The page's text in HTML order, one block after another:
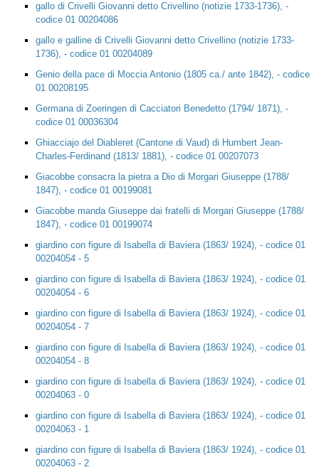
gallo di Crivelli Giovanni detto Crivellino (notizie 1733-1736), -
codice 01 00204086
gallo e galline di Crivelli Giovanni detto Crivellino (notizie 1733-
1736), - codice 01 00204089
Genio della pace di Moccia Antonio (1805 ca./ ante 1842), - codice
01 00208195
Germana di Zoeringen di Cacciatori Benedetto (1794/ 1871), -
codice 01 00036304
Ghiacciajo del Diableret (Cantone di Vaud) di Humbert Jean-
Charles-Ferdinand (1813/ 1881), - codice 01 00207073
Giacobbe consacra la pietra a Dio di Morgari Giuseppe (1788/
1847), - codice 01 00199081
Giacobbe manda Giuseppe dai fratelli di Morgari Giuseppe (1788/
1847), - codice 01 00199074
giardino con figure di Isabella di Baviera (1863/ 1924), - codice 01
00204054 - 5
giardino con figure di Isabella di Baviera (1863/ 1924), - codice 01
00204054 - 6
giardino con figure di Isabella di Baviera (1863/ 1924), - codice 01
00204054 - 7
giardino con figure di Isabella di Baviera (1863/ 1924), - codice 01
00204054 - 8
giardino con figure di Isabella di Baviera (1863/ 1924), - codice 01
00204063 - 0
giardino con figure di Isabella di Baviera (1863/ 1924), - codice 01
00204063 - 1
giardino con figure di Isabella di Baviera (1863/ 1924), - codice 01
00204063 - 2